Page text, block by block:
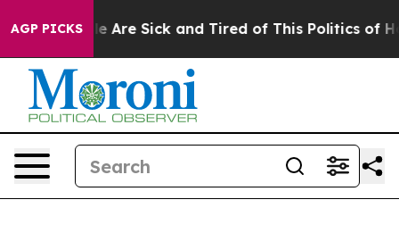
AGP PICKS
“People Are Sick and Tired of This Politics of